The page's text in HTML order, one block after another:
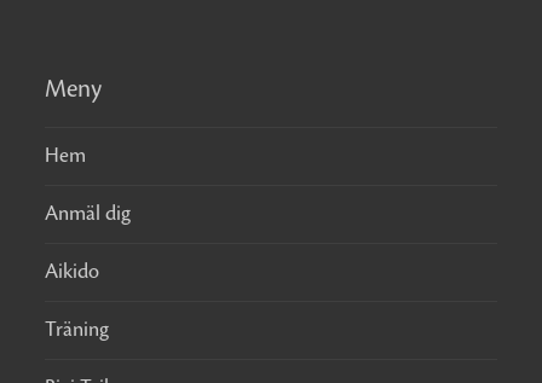
Meny
Hem
Anmäl dig
Aikido
Träning